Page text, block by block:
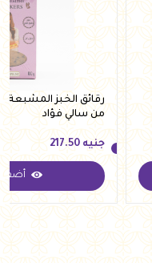
من سالي فؤاد
جنيه
جنيه 217.50
أضف